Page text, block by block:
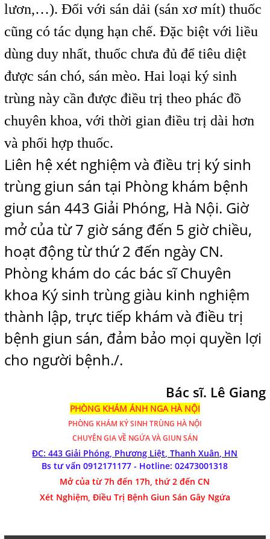
lươn,…). Đối với sán dải (sán xơ mít) thuốc
cũng có tác dụng hạn chế. Đặc biệt với liều
dùng duy nhất, thuốc chưa đủ để tiêu diệt
được sán chó, sán mèo. Hai loại ký sinh
trùng này cần được điều trị theo phác đồ
chuyên khoa, với thời gian điều trị dài hơn
và phối hợp thuốc.
Liên hệ xét nghiệm và điều trị ký sinh
trùng giun sán tại Phòng khám bệnh
giun sán 443 Giải Phóng, Hà Nội. Giờ
mở của từ 7 giờ sáng đến 5 giờ chiều,
hoạt động từ thứ 2 đến ngày CN.
Phòng khám do các bác sĩ Chuyên
khoa Ký sinh trùng giàu kinh nghiệm
thành lập, trực tiếp khám và điều trị
bệnh giun sán, đảm bảo mọi quyền lợi
cho người bệnh./.
Bác sĩ. Lê Giang
PHÒNG KHÁM ÁNH NGA HÀ NỘI
PHÒNG KHÁM KÝ SINH TRÙNG HÀ NỘI
CHUYÊN GIA VỀ NGỨA VÀ GIUN SÁN
ĐC: 443 Giải Phóng, Phương Liệt, Thanh Xuân, HN
Bs tư vấn 0912171177 - Hotline:02473001318
Mở của từ 7h đến 17h, thứ 2 đến CN
Xét Nghiệm, Điều Trị Bệnh Giun Sán Gây Ngứa